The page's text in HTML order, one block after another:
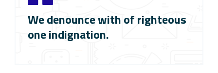
We denounce with of righteous
one indignation.